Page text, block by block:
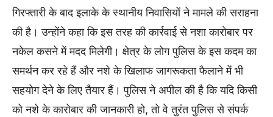
गिरफ्तारी के बाद इलाके के स्थानीय निवासियों ने मामले की सराहना
की है। उन्होंने कहा कि इस तरह की कार्रवाई से नशा कारोबार पर
नकेल कसने में मदद मिलेगी। क्षेत्र के लोग पुलिस के इस कदम का
समर्थन कर रहे हैं और नशे के खिलाफ जागरूकता फैलाने में भी
सहयोग देने के लिए तैयार हैं। पुलिस ने अपील की है कि यदि किसी
को नशे के कारोबार की जानकारी हो, तो वे तुरंत पुलिस से संपर्क